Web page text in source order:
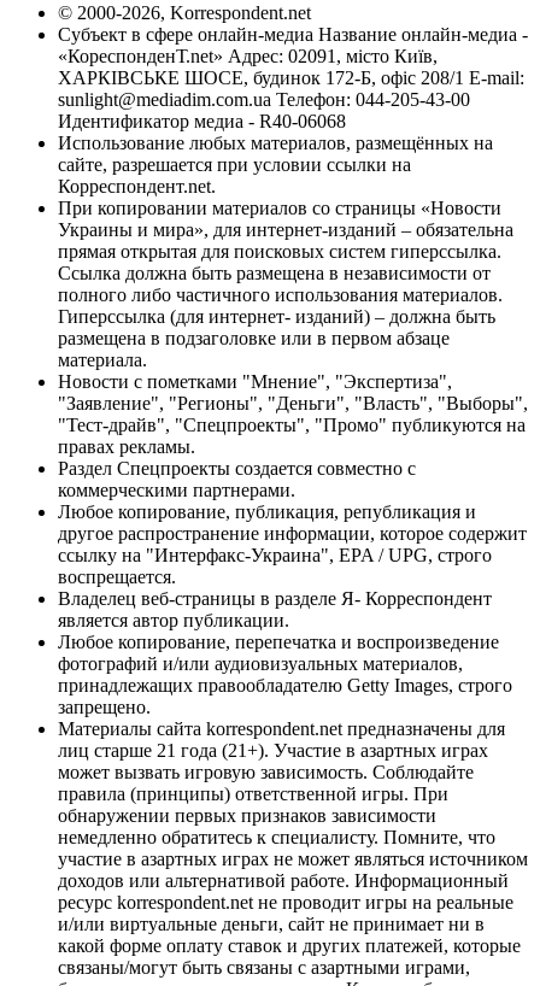
© 2000-2026, Korrespondent.net
Субъект в сфере онлайн-медиа Название онлайн-медиа -
«КореспонденТ.net» Адрес: 02091, місто Київ,
ХАРКІВСЬКЕ ШОСЕ, будинок 172-Б, офіс 208/1 E-mail:
sunlight@mediadim.com.ua Телефон: 044-205-43-00
Идентификатор медиа - R40-06068
Использование любых материалов, размещённых на
сайте, разрешается при условии ссылки на
Корреспондент.net.
При копировании материалов со страницы «Новости
Украины и мира», для интернет-изданий – обязательна
прямая открытая для поисковых систем гиперссылка.
Ссылка должна быть размещена в независимости от
полного либо частичного использования материалов.
Гиперссылка (для интернет- изданий) – должна быть
размещена в подзаголовке или в первом абзаце
материала.
Новости с пометками "Мнение", "Экспертиза",
"Заявление", "Регионы", "Деньги", "Власть", "Выборы",
"Тест-драйв", "Спецпроекты", "Промо" публикуются на
правах рекламы.
Раздел Спецпроекты создается совместно с
коммерческими партнерами.
Любое копирование, публикация, републикация и
другое распространение информации, которое содержит
ссылку на "Интерфакс-Украина", EPA / UPG, строго
воспрещается.
Владелец веб-страницы в разделе Я- Корреспондент
является автор публикации.
Любое копирование, перепечатка и воспроизведение
фотографий и/или аудиовизуальных материалов,
принадлежащих правообладателю Getty Images, строго
запрещено.
Материалы сайта korrespondent.net предназначены для
лиц старше 21 года (21+). Участие в азартных играх
может вызвать игровую зависимость. Соблюдайте
правила (принципы) ответственной игры. При
обнаружении первых признаков зависимости
немедленно обратитесь к специалисту. Помните, что
участие в азартных играх не может являться источником
доходов или альтернативой работе. Информационный
ресурс korrespondent.net не проводит игры на реальные
и/или виртуальные деньги, сайт не принимает ни в
какой форме оплату ставок и других платежей, которые
связаны/могут быть связаны с азартными играми,